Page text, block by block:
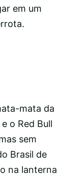
em um
mata da
o Red Bull
sem
Brasil de
na lanterna